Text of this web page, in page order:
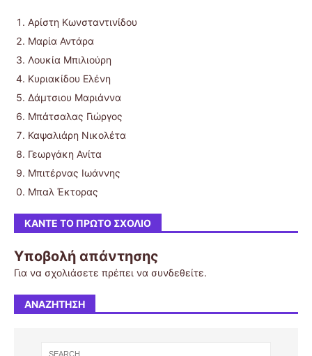
Αρίστη Κωνσταντινίδου
Μαρία Αντάρα
Λουκία Μπιλιούρη
Κυριακίδου Ελένη
Δάμτσιου Μαριάννα
Μπάτσαλας Γιώργος
Καψαλιάρη Νικολέτα
Γεωργάκη Ανίτα
Μπιτέρνας Ιωάννης
Μπαλ Έκτορας
ΚΆΝΤΕ ΤΟ ΠΡΏΤΟ ΣΧΌΛΙΟ
Υποβολή απάντησης
Για να σχολιάσετε πρέπει να συνδεθείτε.
ΑΝΑΖΉΤΗΣΗ